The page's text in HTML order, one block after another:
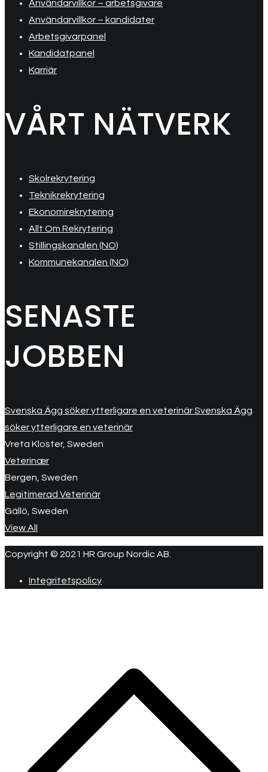
Användarvillkor – arbetsgivare
Användarvillkor – kandidater
Arbetsgivarpanel
Kandidatpanel
Karriär
VÅRT NÄTVERK
Skolrekrytering
Teknikrekrytering
Ekonomirekrytering
Allt Om Rekrytering
Stillingskanalen (NO)
Kommunekanalen (NO)
SENASTE
JOBBEN
Svenska Ägg söker ytterligare en veterinär Svenska Ägg
söker ytterligare en veterinär
Vreta Kloster, Sweden
Veterinær
Bergen, Sweden
Legitimerad Veterinär
Gällö, Sweden
View All
Copyright © 2021 HR Group Nordic AB.
Integritetspolicy